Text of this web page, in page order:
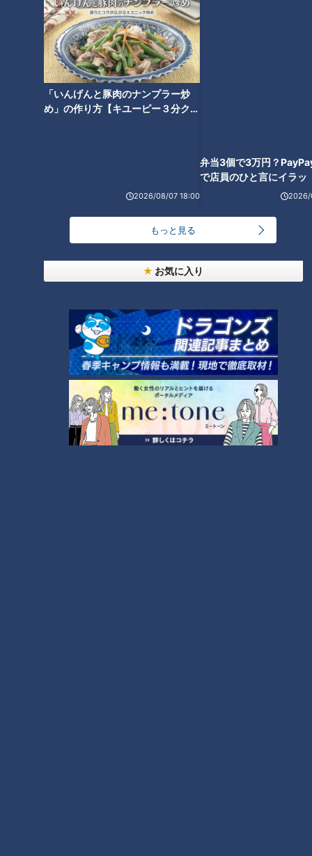
「いんげんと豚肉のナンプラー炒
め」の作り方【キユーピー３分クッ
2026/08/07 18:00
弁当3個で3万円？
2026/
もっと見る
お気に入り
からもらったアドバイスがプロ3年目を迎える高橋投手の支え
となった。
今シーズン、プロ入り3年目であっても、実質一軍は2年目と
なる高橋投手。“2年目のジンクス”への不安を抱いていた。前
田投手が広島カープ在籍時、2年目で9勝を挙げ、3年目もフル
たのか。シーズンに向ける心構えなど質問をぶつけた。経験
者・前田投手の導き出した答えはシンプルかつ先発投手にとっ
て当たり前なものであった。
“苦労しろ！！ 1年間ローテは必ず守る”
前田投手「１年間初めてローテ-ションを守り通す、規定投球
絶対ローテーションから外されないことが大事。しがみついて
でもしっかり1年間一軍で投げ抜いて欲しい」
その時から忘れることなく高橋投手が意識したのは1年間ロー
テーションを守り抜き、規定投球回数クリアすることだった。
チームメイトからの“救いの助言”